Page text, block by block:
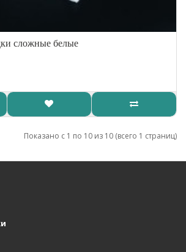
сложные белые
Показано с 1 по 10 из 10 (всего 1 страниц)